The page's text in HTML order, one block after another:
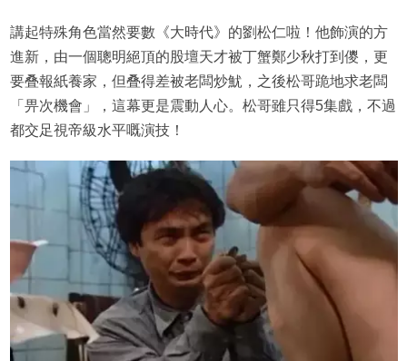
講起特殊角色當然要數《大時代》的劉松仁啦！他飾演的方
進新，由一個聰明絕頂的股壇天才被丁蟹鄭少秋打到儍，更
要叠報紙養家，但叠得差被老闆炒魷，之後松哥跪地求老闆
「畀次機會」，這幕更是震動人心。松哥雖只得5集戲，不過
都交足視帝級水平嘅演技！